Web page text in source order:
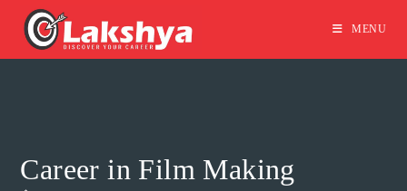
MENU
Career in Film Making